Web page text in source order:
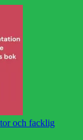
och facklig